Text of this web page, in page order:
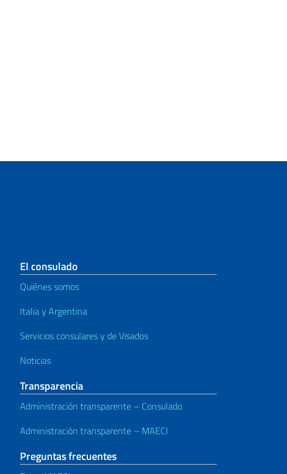
El consulado
Quiénes somos
Italia y Argentina
Servicios consulares y de Visados
Noticias
Transparencia
Administración transparente – Consulado
Administración transparente – MAECI
Preguntas frecuentes